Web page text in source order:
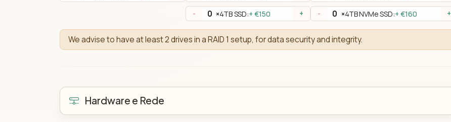
- ×4TB SSD:+ €150 + - ×4TB NVMe SSD:+ €160 +
We advise to have at least 2 drives in a RAID 1 setup, for data security and integrity.
Hardware e Rede